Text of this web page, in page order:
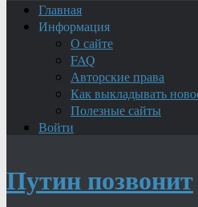
Главная
Информация
О сайте
FAQ
Авторские права
Как выкладывать
Полезные сайты
Войти
Путин позвонит